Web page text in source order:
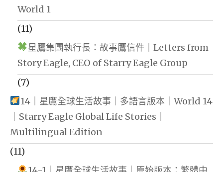
World 1
(11)
星鷹集團執行長：故事鷹信件｜Letters from
Story Eagle, CEO of Starry Eagle Group
(7)
14｜星鷹全球生活故事｜多語言版本｜World 14
｜Starry Eagle Global Life Stories｜
Multilingual Edition
(11)